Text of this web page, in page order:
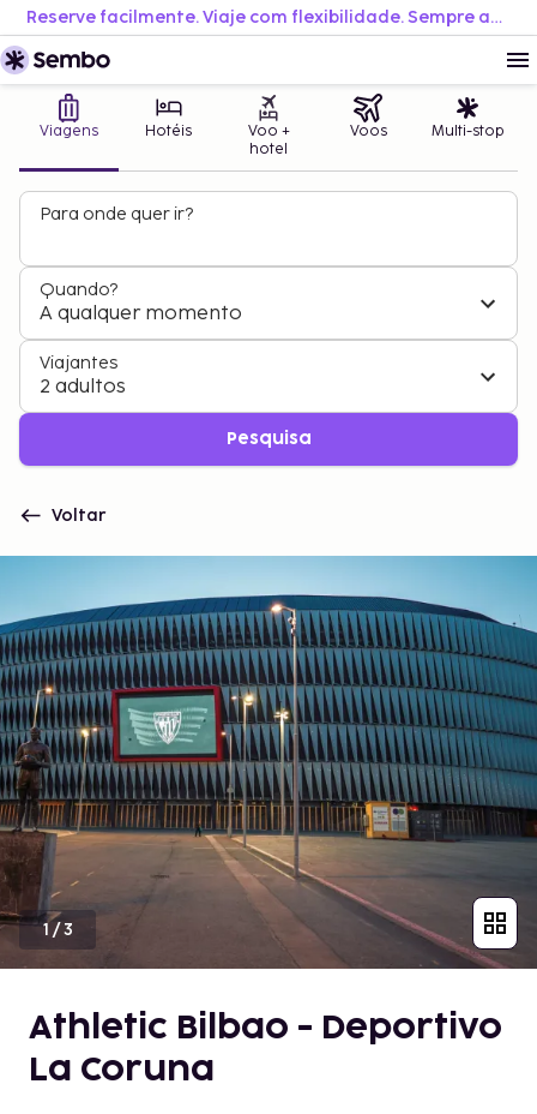
Reserve facilmente. Viaje com flexibilidade. Sempre ao melhor preço.
Viagens Hotéis
Voo +
hotel
Voos Multi-stop
Para onde quer ir?
Quando?
A qualquer momento
Viajantes
2 adultos
Pesquisa
Voltar
1/3
Athletic Bilbao - Deportivo
La Coruna